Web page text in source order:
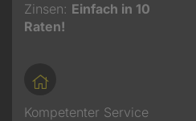
Zinsen: Einfach in 10
Raten!
Kompetenter Service